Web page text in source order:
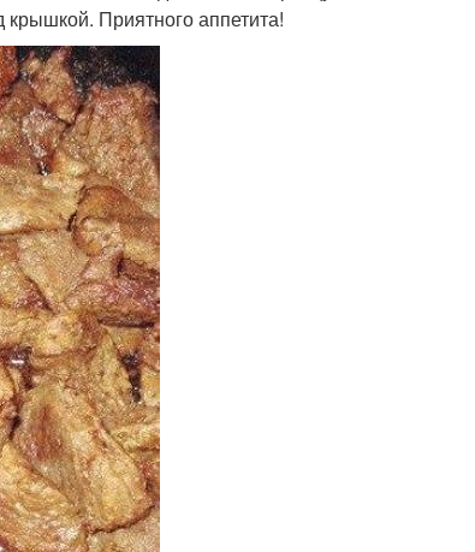
Приятного аппетита!